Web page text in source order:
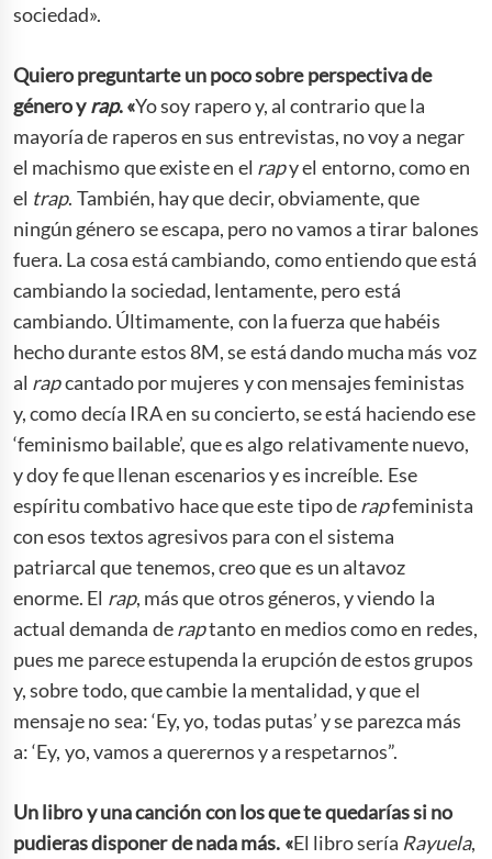
sociedad».
Quiero preguntarte un poco sobre perspectiva de
género yrap. «Yo soy rapero y, al contrario que la
mayoría de raperos en sus entrevistas, no voy a negar
el machismo que existe en el rapy el entorno, como en
el trap. También, hay que decir, obviamente, que
ningún género se escapa, pero no vamos a tirar balones
fuera. La cosa está cambiando, como entiendo que está
cambiando la sociedad, lentamente, pero está
cambiando. Últimamente, con la fuerza que habéis
hecho durante estos 8M, se está dando mucha más voz
al rapcantado por mujeres y con mensajes feministas
y, como decía IRA en su concierto, se está haciendo ese
‘feminismo bailable’, que es algo relativamente nuevo,
y doy fe que llenan escenarios y es increíble. Ese
espíritu combativo hace que este tipo derapfeminista
con esos textos agresivos para con el sistema
patriarcal que tenemos, creo que es un altavoz
enorme. El rap, más que otros géneros, y viendo la
actual demanda deraptanto en medios como en redes,
pues me parece estupenda la erupción de estos grupos
y, sobre todo, que cambie la mentalidad, y que el
mensaje no sea: ‘Ey, yo, todas putas’ y se parezca más
a: ‘Ey, yo, vamos a querernos y a respetarnos”.
Un libro y una canción con los que te quedarías si no
pudieras disponer de nada más. «El libro sería Rayuela,